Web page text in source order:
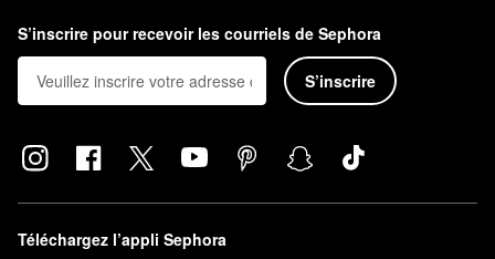
S’inscrire pour recevoir les courriels de Sephora
S’inscrire
Téléchargez l’appli Sephora